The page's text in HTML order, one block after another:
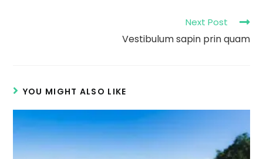
Next Post
Vestibulum sapin prin quam
YOU MIGHT ALSO LIKE